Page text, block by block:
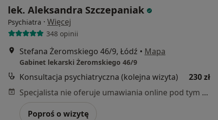
lek. Aleksandra Szczepaniak
Psychiatra · Więcej
348 opinii
Stefana Żeromskiego 46/9, Łódź • Mapa
Gabinet lekarski Żeromskiego 46/9
Konsultacja psychiatryczna (kolejna wizyta)
230 zł
Specjalista nie oferuje umawiania online pod tym adresem.
Poproś o wizytę